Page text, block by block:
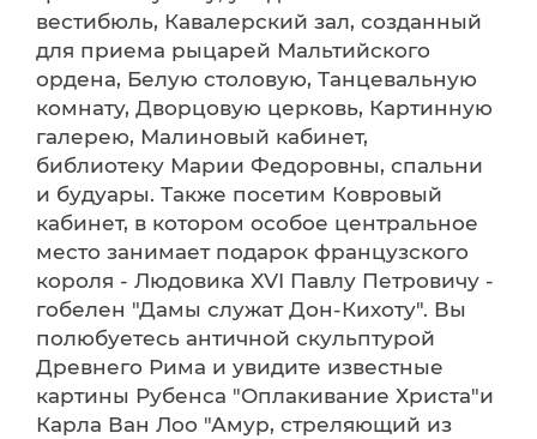
вестибюль, Кавалерский зал, созданный
для приема рыцарей Мальтийского
ордена, Белую столовую, Танцевальную
комнату, Дворцовую церковь, Картинную
галерею, Малиновый кабинет,
библиотеку Марии Федоровны, спальни
и будуары. Также посетим Ковровый
кабинет, в котором особое центральное
место занимает подарок французского
короля - Людовика XVI Павлу Петровичу -
гобелен "Дамы служат Дон-Кихоту". Вы
полюбуетесь античной скульптурой
Древнего Рима и увидите известные
картины Рубенса "Оплакивание Христа"и
Карла Ван Лоо "Амур, стреляющий из